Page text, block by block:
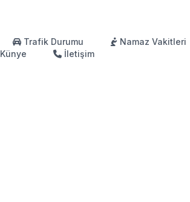
Trafik Durumu Namaz Vakitleri
Künye
İletişim